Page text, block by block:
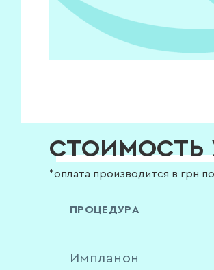
СТОИМОСТЬ
*оплата производится в грн
ПРОЦЕДУРА
Импланон